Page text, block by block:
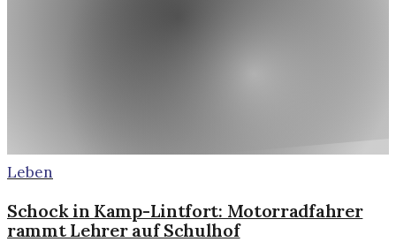
Leben
Schock in Kamp-Lintfort: Motorradfahrer
rammt Lehrer auf Schulhof